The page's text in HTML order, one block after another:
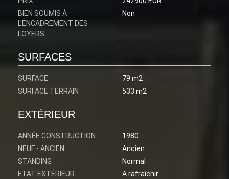
BIEN SOUMIS À
L'ENCADREMENT DES
LOYERS
Non
SURFACES
SURFACE
79 m2
SURFACE TERRAIN
533 m2
EXTÉRIEUR
ANNÉE CONSTRUCTION
1980
NEUF - ANCIEN
Ancien
STANDING
Normal
ETAT EXTÉRIEUR
A rafraîchir